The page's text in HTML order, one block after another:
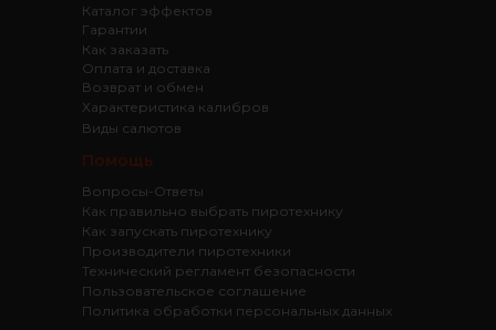
Каталог эффектов
Гарантии
Как заказать
Оплата и доставка
Возврат и обмен
Помощь
Вопросы-Ответы
Как правильно выбрать пиротехнику
Как запускать пиротехнику
Производители пиротехники
Технический регламент безопасности
Пользовательское соглашение
Политика обработки персональных данных
Характеристика калибров
Виды салютов